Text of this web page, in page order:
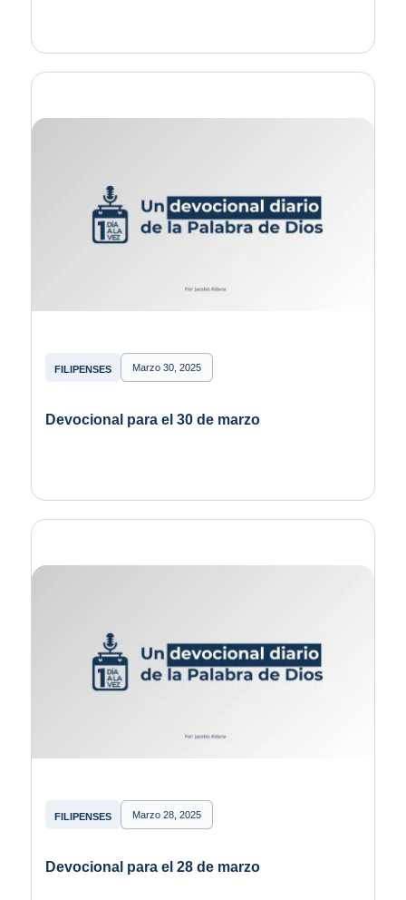
FILIPENSES Marzo 30, 2025
Devocional para el 30 de marzo
FILIPENSES Marzo 28, 2025
Devocional para el 28 de marzo